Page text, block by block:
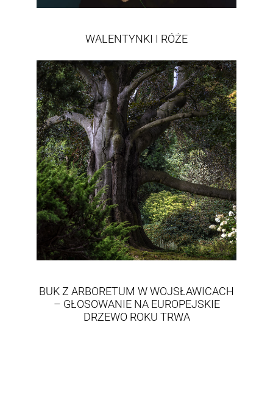
WALENTYNKI I RÓŻE
BUK Z ARBORETUM W WOJSŁAWICACH
– GŁOSOWANIE NA EUROPEJSKIE
DRZEWO ROKU TRWA